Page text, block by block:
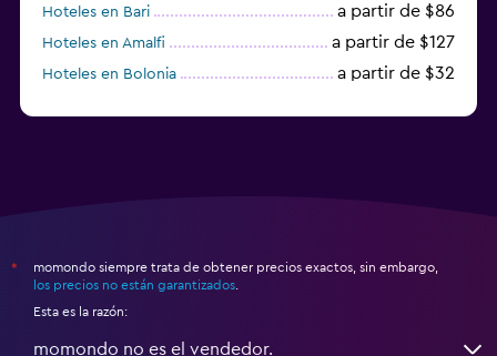
Hoteles en Bari a partir de $86
Hoteles en Amalfi a partir de $127
Hoteles en Bolonia a partir de $32
*
momondo siempre trata de obtener precios exactos, sin embargo,
los precios no están garantizados
Esta es la razón:
momondo no es el vendedor.